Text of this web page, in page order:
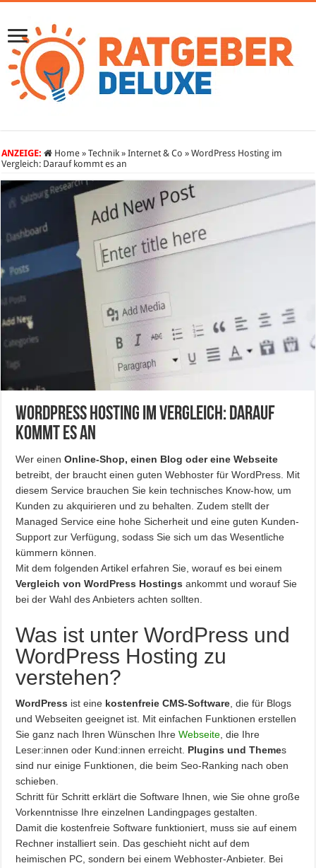
ANZEIGE: Home » Technik » Internet & Co » WordPress Hosting im
Vergleich: Darauf kommt es an
WordPress Hosting im Vergleich: Darauf
kommt es an
Wer einenOnline-Shop, einen Blog oder eine Webseite
betreibt, der braucht einen guten Webhoster für WordPress. Mit
diesem Service brauchen Sie kein technisches Know-how, um
Kunden zu akquirieren und zu behalten. Zudem stellt der
Managed Service eine hohe Sicherheit und eine guten Kunden-
Support zur Verfügung, sodass Sie sich um das Wesentliche
kümmern können.
Mit dem folgenden Artikel erfahren Sie, worauf es bei einem
Vergleich von WordPress Hostings ankommt und worauf Sie
bei der Wahl des Anbieters achten sollten.
Was ist unter WordPress und
WordPress Hosting zu
verstehen?
WordPress ist eine kostenfreie CMS-Software , die für Blogs
und Webseiten geeignet ist. Mit einfachen Funktionen erstellen
Sie ganz nach Ihren Wünschen IhreWebseite , die Ihre
Leser:innen oder Kund:innen erreicht. Plugins und Themes
sind nur einige Funktionen, die beim Seo-Ranking nach oben
schieben.
Schritt für Schritt erklärt die Software Ihnen, wie Sie ohne große
Vorkenntnisse Ihre einzelnen Landingpages gestalten.
Damit die kostenfreie Software funktioniert, muss sie auf einem
Rechner installiert sein. Das geschieht nicht auf dem
heimischen PC, sondern bei einem Webhoster-Anbieter. Bei